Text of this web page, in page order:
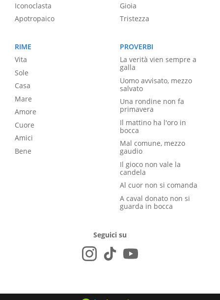
Iconoclasta
Apotropaico
Gioia
Tristezza
RIME
Vita
Sole
Casa
Mare
Amore
Cuore
Amici
Bene
PROVERBI
La verità vien sempre a
galla
Uomo avvisato, mezzo
salvato
Una rondine non fa
primavera
Il mattino ha l'oro in
bocca
Mal comune, mezzo
gaudio
Il gioco non vale la
candela
Al cuor non si comanda
A caval donato non si
guarda in bocca
Seguici su